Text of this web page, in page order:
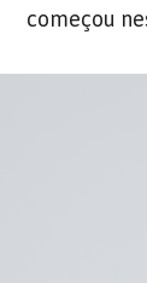
começou